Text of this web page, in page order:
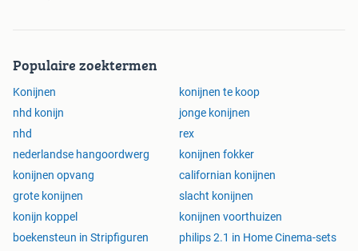
Populaire zoektermen
Konijnen
konijnen te koop
nhd konijn
jonge konijnen
nhd
rex
nederlandse hangoordwerg
konijnen fokker
konijnen opvang
californian konijnen
grote konijnen
slacht konijnen
konijn koppel
konijnen voorthuizen
boekensteun in Stripfiguren
philips 2.1 in Home Cinema-sets